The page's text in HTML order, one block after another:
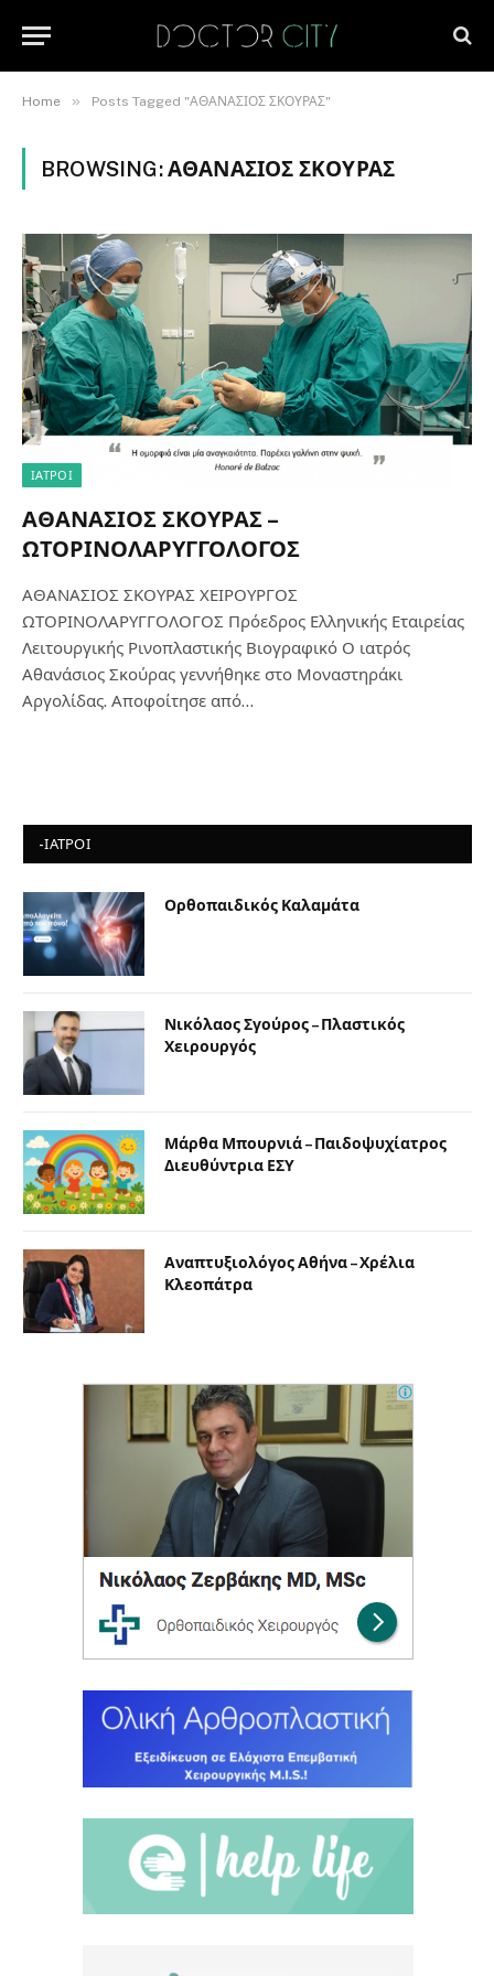
Home » Posts Tagged "ΑΘΑΝΑΣΙΟΣ ΣΚΟΥΡΑΣ"
BROWSING:ΑΘΑΝΑΣΙΟΣ ΣΚΟΥΡΑΣ
ΙΑΤΡΟΊ
ΑΘΑΝΑΣΙΟΣ ΣΚΟΥΡΑΣ –
ΩΤΟΡΙΝΟΛΑΡΥΓΓΟΛΟΓΟΣ
ΑΘΑΝΑΣΙΟΣ ΣΚΟΥΡΑΣ ΧΕΙΡΟΥΡΓΟΣ
ΩΤΟΡΙΝΟΛΑΡΥΓΓΟΛΟΓΟΣ Πρόεδρος Ελληνικής Εταιρείας
Λειτουργικής Ρινοπλαστικής Βιογραφικό Ο ιατρός
Αθανάσιος Σκούρας γεννήθηκε στο Μοναστηράκι
Αργολίδας. Αποφοίτησε από…
-ΙΑΤΡΟΙ
Ορθοπαιδικός Καλαμάτα
Νικόλαος Σγούρος – Πλαστικός
Χειρουργός
Μάρθα Μπουρνιά – Παιδοψυχίατρος
Διευθύντρια ΕΣΥ
Αναπτυξιολόγος Αθήνα – Χρέλια
Κλεοπάτρα